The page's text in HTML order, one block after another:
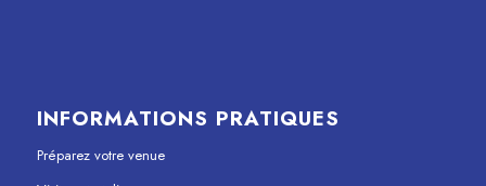
INFORMATIONS PRATIQUES
Préparez votre venue